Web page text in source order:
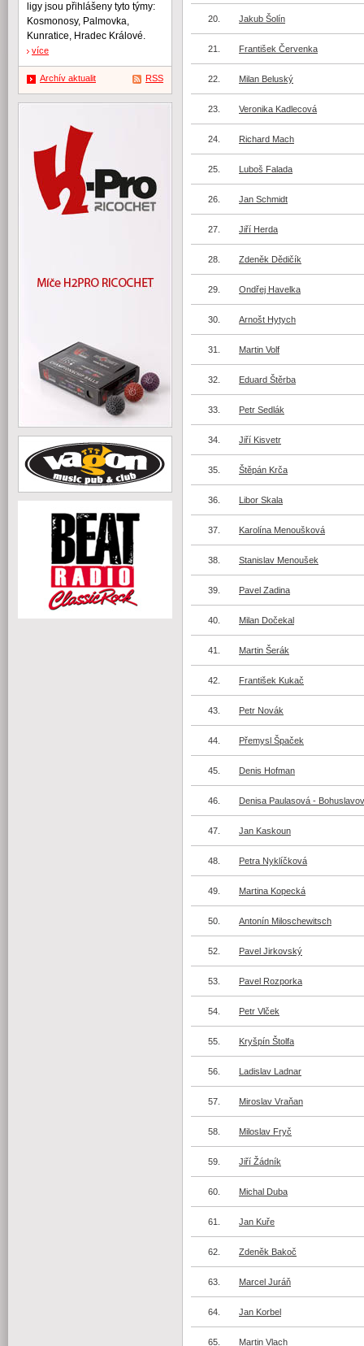
20. Jakub Šolín
21. František Červenka
22. Milan Beluský
23. Veronika Kadlecová
24. Richard Mach
25. Luboš Falada
26. Jan Schmidt
27. Jiří Herda
28. Zdeněk Dědičík
29. Ondřej Havelka
30. Arnošt Hytych
31. Martin Volf
32. Eduard Štěrba
33. Petr Sedlák
34. Jiří Kisvetr
35. Štěpán Krča
36. Libor Skala
37. Karolína Menoušková
38. Stanislav Menoušek
39. Pavel Zadina
40. Milan Dočekal
41. Martin Šerák
42. František Kukač
43. Petr Novák
44. Přemysl Špaček
45. Denis Hofman
46. Denisa Paulasová -
47. Jan Kaskoun
48. Petra Nyklíčková
49. Martina Kopecká
50. Antonín Miloschewitsch
52. Pavel Jirkovský
53. Pavel Rozporka
54. Petr Vlček
55. Kryšpín Štolfa
56. Ladislav Ladnar
57. Miroslav Vraňan
58. Miloslav Fryč
59. Jiří Žádník
60. Michal Duba
61. Jan Kuře
62. Zdeněk Bakoč
63. Marcel Juráň
64. Jan Korbel
65. Martin Vlach
ligy jsou přihlášeny tyto týmy:
Kosmonosy, Palmovka,
Kunratice, Hradec Králové.
více
Archív aktualit RSS